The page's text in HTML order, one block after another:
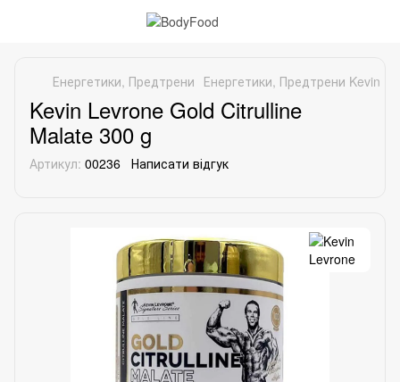
Енергетики, Предтрени Енергетики, Предтрени Kevin
Kevin Levrone Gold Citrulline
Malate 300 g
Артикул: 00236 Написати відгук